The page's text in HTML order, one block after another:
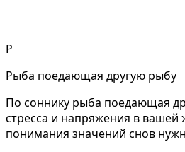
Р
Рыба поедающая другую рыбу
По соннику рыба поедающая
стресса и напряжения в вашей
понимания значений снов